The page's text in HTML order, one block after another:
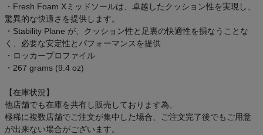
・Fresh Foam Xミッドソールは、卓越したクッション性を実現し、
驚異的な快適さを提供します。
・Stability Plane が、クッション性と足裏の快適性を損なうことな
く、必要な安定性とパフォーマンスを提供
・ロッカープロファイル
・267 grams (9.4 oz)
【在庫状況】
他店舗でも在庫を共有し販売しております為、
極稀に複数店舗でご注文が集中した場合、ご注文完了後でもご用意
が出来ない場合がございます。